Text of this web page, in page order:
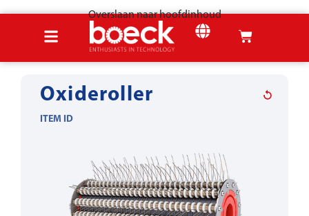
Overslaan naar hoofdinhoud
Oxideroller
ITEM ID